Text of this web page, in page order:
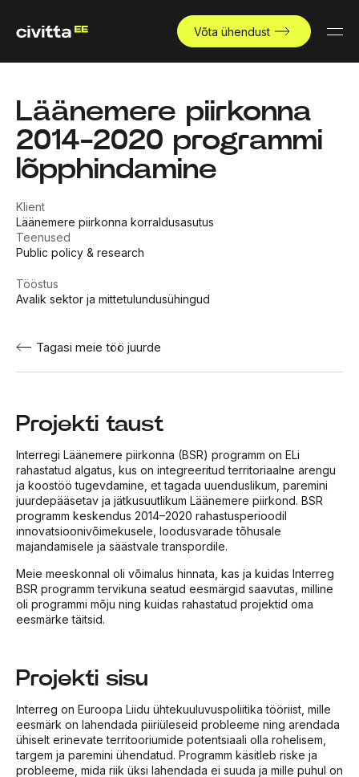
Võta ühendust
Läänemere piirkonna
2014-2020 programmi
lõpphindamine
Klient
Läänemere piirkonna korraldusasutus
Teenused
Public policy & research
Tööstus
Avalik sektor ja mittetulundusühingud
Tagasi meie töö juurde
Projekti taust
Interregi Läänemere piirkonna (BSR) programm on ELi
rahastatud algatus, kus on integreeritud territoriaalne arengu
ja koostöö tugevdamine, et tagada uuenduslikum, paremini
juurdepääsetav ja jätkusuutlikum Läänemere piirkond. BSR
programm keskendus 2014–2020 rahastusperioodil
innovatsioonivõimekusele, loodusvarade tõhusale
majandamisele ja säästvale transpordile.
Meie meeskonnal oli võimalus hinnata, kas ja kuidas Interreg
BSR programm tervikuna seatud eesmärgid saavutas, milline
oli programmi mõju ning kuidas rahastatud projektid oma
eesmärke täitsid.
Projekti sisu
Interreg on Euroopa Liidu ühtekuuluvuspoliitika tööriist, mille
eesmärk on lahendada piiriüleseid probleeme ning arendada
ühiselt erinevate territooriumide potentsiaali olla rohelisem,
targem ja paremini ühendatud. Programm käsitleb riske ja
probleeme, mida riik üksi lahendada ei suuda ja mille puhul on